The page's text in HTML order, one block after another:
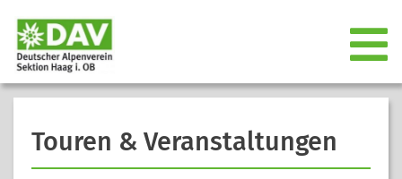
Touren & Veranstaltungen